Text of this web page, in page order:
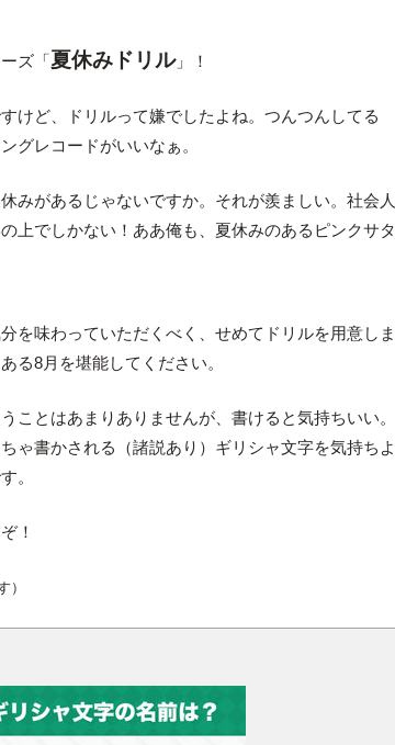
ズ「夏休みドリル」！
けど、ドリルって嫌でしたよね。つんつんしてる
グレコードがいいなぁ。
みがあるじゃないですか。それが羨ましい。社会人
上でしかない！ああ俺も、夏休みのあるピンクサタ
を味わっていただくべく、せめてドリルを用意しま
る8月を堪能してください。
ことはあまりありませんが、書けると気持ちいい。
ゃ書かされる（諸説あり）ギリシャ文字を気持ちよ
。
！
）